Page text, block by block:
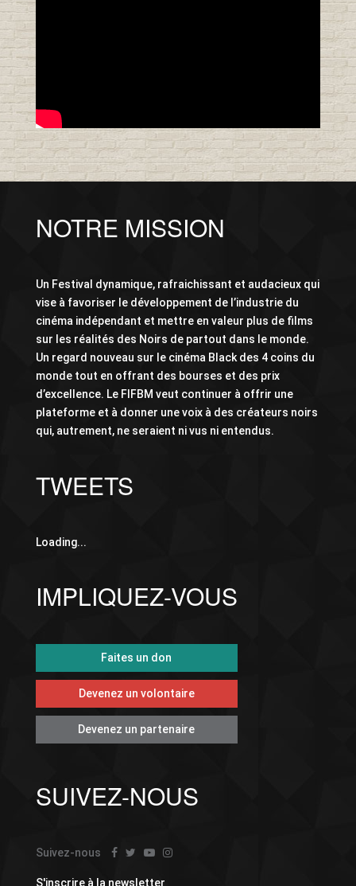
NOTRE MISSION
Un Festival dynamique, rafraichissant et audacieux qui
vise à favoriser le développement de l’industrie du
cinéma indépendant et mettre en valeur plus de films
sur les réalités des Noirs de partout dans le monde.
Un regard nouveau sur le cinéma Black des 4 coins du
monde tout en offrant des bourses et des prix
d’excellence. Le FIFBM veut continuer à offrir une
plateforme et à donner une voix à des créateurs noirs
qui, autrement, ne seraient ni vus ni entendus.
TWEETS
Loading...
IMPLIQUEZ-VOUS
Faites un don
Devenez un volontaire
Devenez un partenaire
SUIVEZ-NOUS
Suivez-nous
S'inscrire à la newsletter